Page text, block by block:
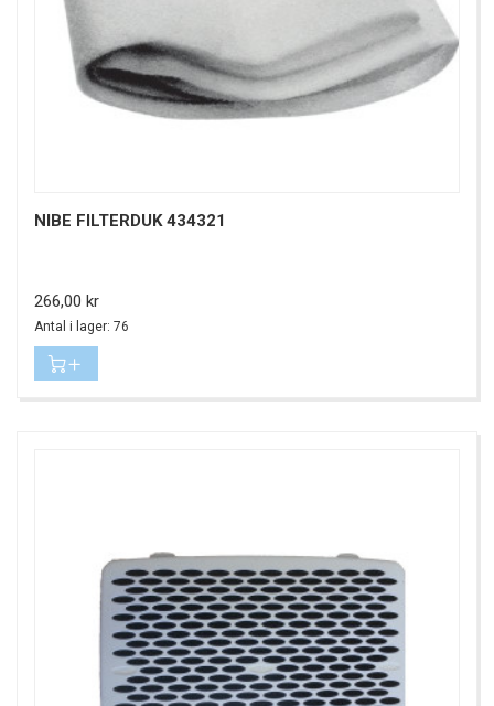
NIBE FILTERDUK 434321
Pris
266,00 kr
Antal i lager: 76